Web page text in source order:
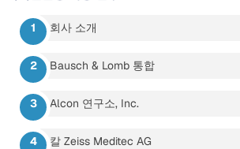
회사 소개
Bausch & Lomb 통합
Alcon 연구소, Inc.
칼 Zeiss Meditec AG